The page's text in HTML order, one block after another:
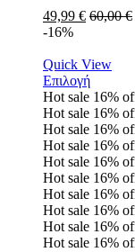
49,99 € 60,00€
-16%
Quick View
Επιλογή
Hot sale 16%
Hot sale 16%
Hot sale 16%
Hot sale 16%
Hot sale 16%
Hot sale 16%
Hot sale 16%
Hot sale 16%
Hot sale 16%
Hot sale 16%